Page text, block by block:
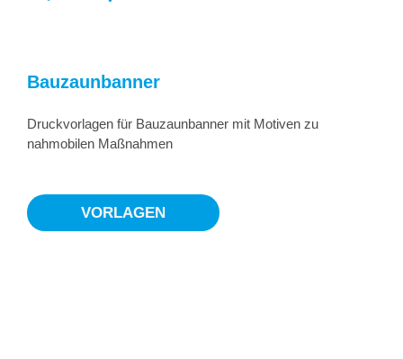
Bauzaunbanner
Druckvorlagen für Bauzaunbanner mit Motiven zu
nahmobilen Maßnahmen
VORLAGEN